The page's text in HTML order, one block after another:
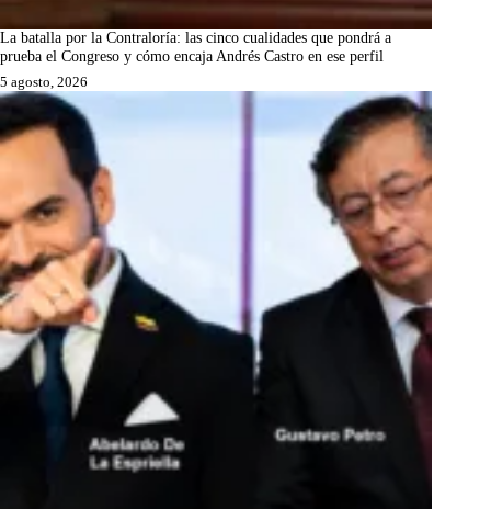
La batalla por la Contraloría: las cinco cualidades que pondrá a
prueba el Congreso y cómo encaja Andrés Castro en ese perfil
5 agosto, 2026